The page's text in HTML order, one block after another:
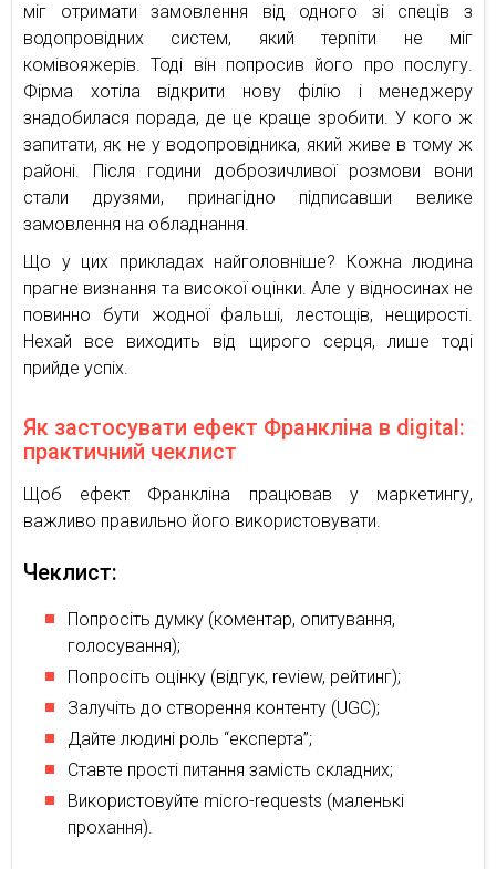
міг отримати замовлення від одного зі спеців з
водопровідних систем, який терпіти не міг
комівояжерів. Тоді він попросив його про послугу.
Фірма хотіла відкрити нову філію і менеджеру
знадобилася порада, де це краще зробити. У кого ж
запитати, як не у водопровідника, який живе в тому ж
районі. Після години доброзичливої розмови вони
стали друзями, принагідно підписавши велике
замовлення на обладнання.
Що у цих прикладах найголовніше? Кожна людина
прагне визнання та високої оцінки. Але у відносинах не
повинно бути жодної фальші, лестощів, нещирості.
Нехай все виходить від щирого серця, лише тоді
прийде успіх.
Як застосувати ефект Франкліна в digital:
практичний чеклист
Щоб ефект Франкліна працював у маркетингу,
важливо правильно його використовувати.
Чеклист:
Попросіть думку (коментар, опитування,
голосування);
Попросіть оцінку (відгук, review, рейтинг);
Залучіть до створення контенту (UGC);
Дайте людині роль “експерта”;
Ставте прості питання замість складних;
Використовуйте micro-requests (маленькі
прохання).